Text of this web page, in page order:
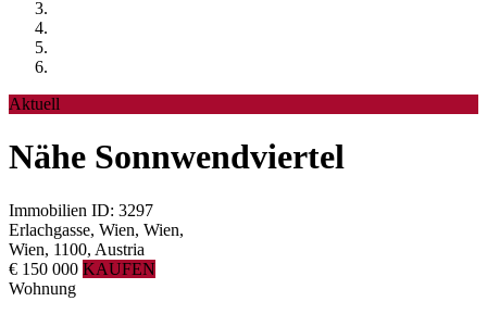
Aktuell
Nähe Sonnwendviertel
Immobilien ID: 3297
Erlachgasse, Wien, Wien,
Wien, 1100, Austria
€ 150 000 KAUFEN
Wohnung